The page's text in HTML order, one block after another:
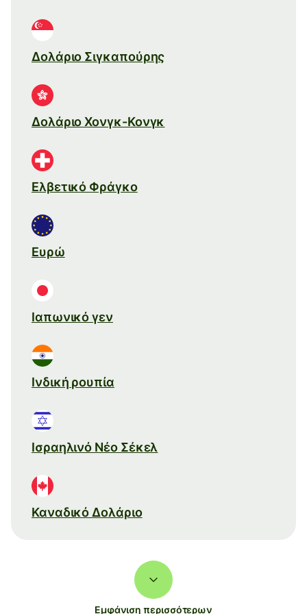
Δολάριο Σιγκαπούρης
Δολάριο Χονγκ-Κονγκ
Ελβετικό Φράγκο
Ευρώ
Ιαπωνικό γεν
Ινδική ρουπία
Ισραηλινό Νέο Σέκελ
Καναδικό Δολάριο
Εμφάνιση περισσότερων